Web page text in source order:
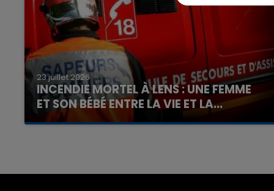
23 juillet 2026
INCENDIE MORTEL À LENS : UNE FEMME
ET SON BÉBÉ ENTRE LA VIE ET LA...
Un homme s'est immolé par le feu après avoir